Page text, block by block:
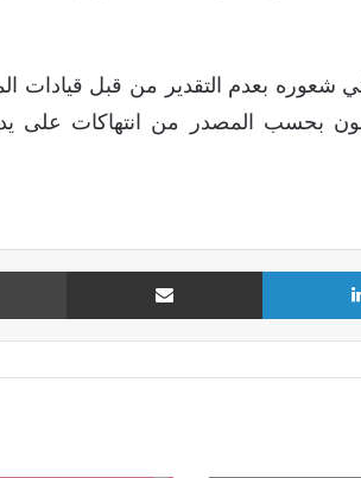
بعدم التقدير من قبل قيادات
بحسب المصدر من انتهاكات على
لينكدإن مشاركة عبر البريد